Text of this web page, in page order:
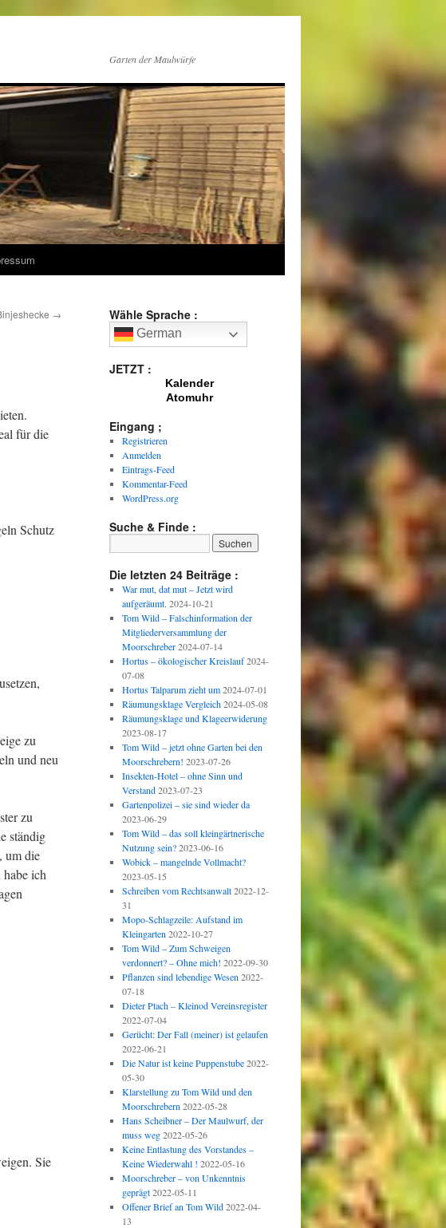
Garten der Maulwürfe
→
für die
Schutz
zu
und neu
zu
ständig
um die
ich
Sie
Wähle Sprache :
German
JETZT :
Kalender
Atomuhr
Eingang ;
Registrieren
Anmelden
Eintrags-Feed
Kommentar-Feed
WordPress.org
Suche & Finde :
Die letzten 24 Beiträge :
War mut, dat mut – Jetzt wird
aufgeräumt. 2024-10-21
Tom Wild – Falschinformation der
Mitgliederversammlung der
Moorschreber 2024-07-14
Hortus – ökologischer Kreislauf 2024-
07-08
Hortus Talparum zieht um 2024-07-01
Räumungsklage Vergleich 2024-05-08
Räumungsklage und Klageerwiderung
2023-08-17
Tom Wild – jetzt ohne Garten bei den
Moorschrebern! 2023-07-26
Insekten-Hotel – ohne Sinn und
Verstand 2023-07-23
Gartenpolizei – sie sind wieder da
2023-06-29
Tom Wild – das soll kleingärtnerische
Nutzung sein? 2023-06-16
Wobick – mangelnde Vollmacht?
2023-05-15
Schreiben vom Rechtsanwalt 2022-12-
31
Mopo-Schlagzeile: Aufstand im
Kleingarten 2022-10-27
Tom Wild – Zum Schweigen
verdonnert? – Ohne mich! 2022-09-30
Pflanzen sind lebendige Wesen 2022-
07-18
Dieter Ptach – Kleinod Vereinsregister
2022-07-04
Gerücht: Der Fall (meiner) ist gelaufen
2022-06-21
Die Natur ist keine Puppenstube 2022-
05-30
Klarstellung zu Tom Wild und den
Moorschrebern 2022-05-28
Hans Scheibner – Der Maulwurf, der
muss weg 2022-05-26
Keine Entlastung des Vorstandes –
Keine Wiederwahl ! 2022-05-16
Moorschreber – von Unkenntnis
geprägt 2022-05-11
Offener Brief an Tom Wild 2022-04-
13